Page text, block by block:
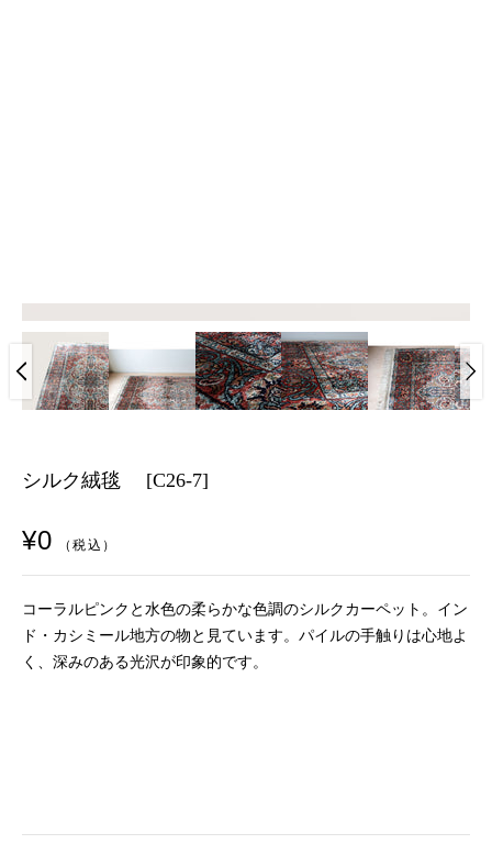
シルク絨毯 [C26-7]
¥0 （税込）
コーラルピンクと水色の柔らかな色調のシルクカーペット。イン
ド・カシミール地方の物と見ています。パイルの手触りは心地よ
く、深みのある光沢が印象的です。